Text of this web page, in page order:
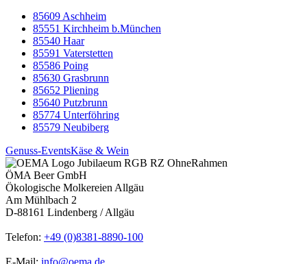
85609 Aschheim
85551 Kirchheim b.München
85540 Haar
85591 Vaterstetten
85586 Poing
85630 Grasbrunn
85652 Pliening
85640 Putzbrunn
85774 Unterföhring
85579 Neubiberg
Genuss-EventsKäse & Wein
ÖMA Beer GmbH
Ökologische Molkereien Allgäu
Am Mühlbach 2
D-88161 Lindenberg / Allgäu
Telefon: +49 (0)8381-8890-100